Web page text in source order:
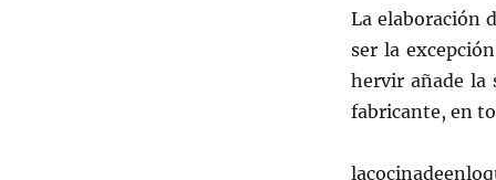
La elaboración
ser la
hervir añade la
fabricante, en